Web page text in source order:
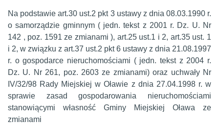
Na podstawie art.30 ust.2 pkt 3 ustawy z dnia 08.03.1990 r.
o samorządzie gminnym ( jedn. tekst z 2001 r. Dz. U. Nr
142 , poz. 1591 ze zmianami ), art.25 ust.1 i 2, art.35 ust. 1
i 2, w związku z art.37 ust.2 pkt 6 ustawy z dnia 21.08.1997
r. o gospodarce nieruchomościami ( jedn. tekst z 2004 r.
Dz. U. Nr 261, poz. 2603 ze zmianami) oraz uchwały Nr
IV/32/98 Rady Miejskiej w Oławie z dnia 27.04.1998 r. w
sprawie zasad gospodarowania nieruchomościami
stanowiącymi własność Gminy Miejskiej Oława ze
zmianami